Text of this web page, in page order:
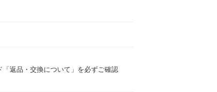
返品・交換について」を必ずご確認